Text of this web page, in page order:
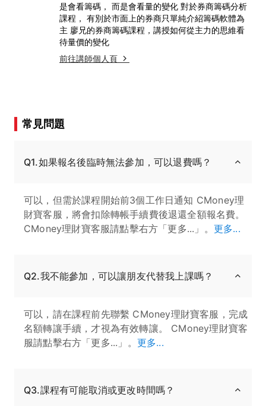
是會看籌碼， 而是會看量的變化 對於券商籌碼分析
課程， 有別於市面上的券商只單純介紹籌碼軟體為
主 廖兄的券商籌碼課程，講授如何從主力的思維看
待量價的變化
前往講師個人頁
常見問題
Q1.如果報名後臨時無法參加，可以退費嗎？
可以，但需於課程開始前3個工作日通知 CMoney理
財寶客服，將會扣除轉帳手續費後退還全額報名費。
CMoney理財寶客服請點擊右方「更多...」。 更多...
Q2.我不能參加，可以讓朋友代替我上課嗎？
可以，請在課程前先聯繫 CMoney理財寶客服，完成
名額轉讓手續，才視為有效轉讓。 CMoney理財寶客
服請點擊右方「更多...」。 更多...
Q3.課程有可能取消或更改時間嗎？